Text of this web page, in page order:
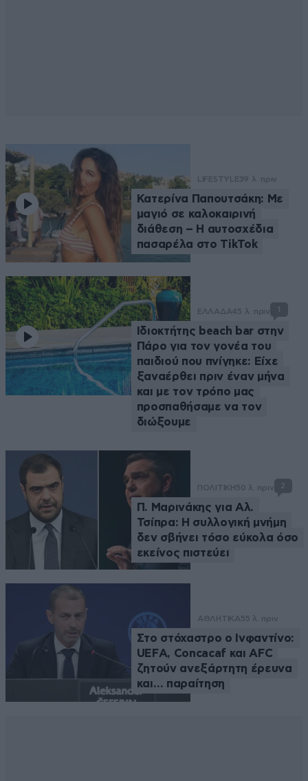
LIFESTYLE39 λ. πριν
Κατερίνα Παπουτσάκη: Με
μαγιό σε καλοκαιρινή
διάθεση – Η αυτοσχέδια
πασαρέλα στο TikTok
ΕΛΛΑΔΑ45 λ. πριν 1
Ιδιοκτήτης beach bar στην
Πάρο για τον γονέα του
παιδιού που πνίγηκε: Είχε
ξαναέρθει πριν έναν μήνα
και με τον τρόπο μας
προσπαθήσαμε να τον
διώξουμε
ΠΟΛΙΤΙΚΗ50 λ. πριν 2
Π. Μαρινάκης για Αλ.
Τσίπρα: Η συλλογική μνήμη
δεν σβήνει τόσο εύκολα όσο
εκείνος πιστεύει
ΑΘΛΗΤΙΚΑ55 λ. πριν
Στο στόχαστρο ο Ινφαντίνο:
UEFA, Concacaf και AFC
ζητούν ανεξάρτητη έρευνα
και… παραίτηση